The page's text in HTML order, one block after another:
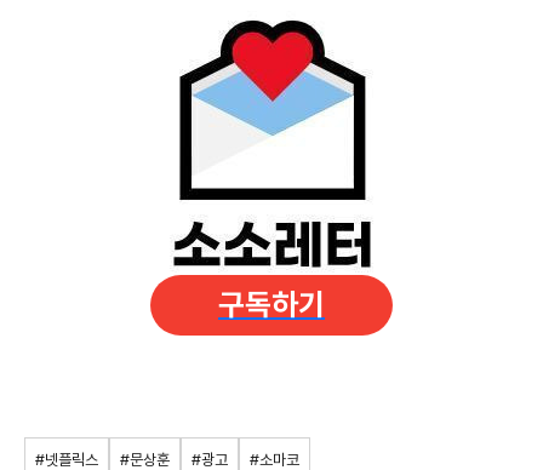
구독하기
#넷플릭스 #문상훈 #광고 #소마코